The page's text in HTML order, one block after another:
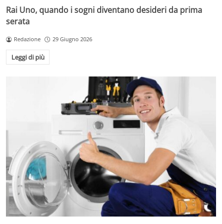
Rai Uno, quando i sogni diventano desideri da prima
serata
Redazione 29 Giugno 2026
Leggi di più